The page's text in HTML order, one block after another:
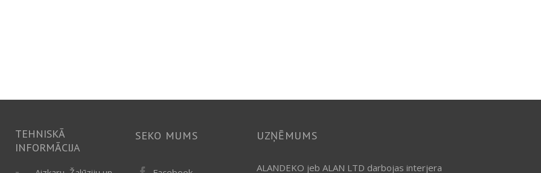
TEHNISKĀ
INFORMĀCIJA
SEKO MUMS UZŅĒMUMS
ALANDEKO jeb ALAN LTD darbojas interjera